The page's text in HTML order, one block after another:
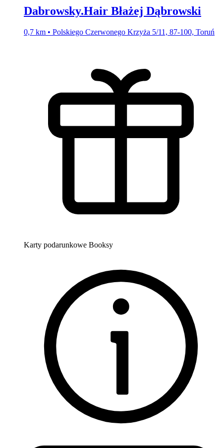
Dabrowsky.Hair Błażej Dąbrowski
0,7 km • Polskiego Czerwonego Krzyża 5/11, 87-100, Toruń
Karty podarunkowe Booksy